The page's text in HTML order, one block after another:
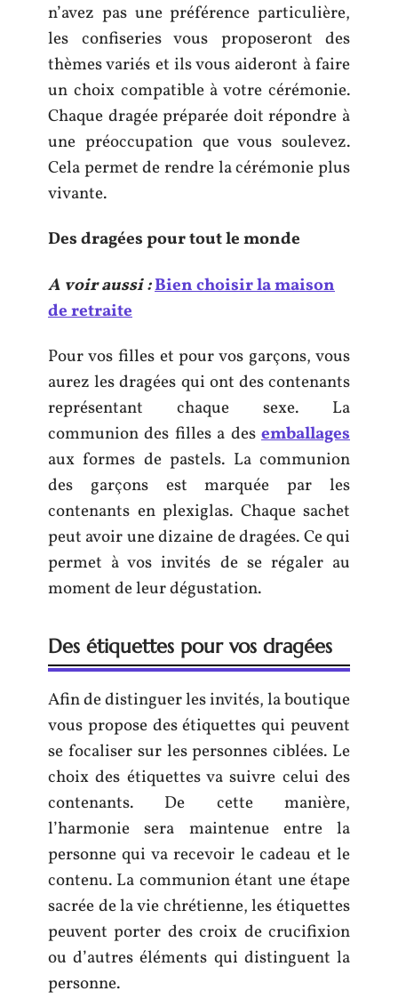
n’avez pas une préférence particulière,
les confiseries vous proposeront des
thèmes variés et ils vous aideront à faire
un choix compatible à votre cérémonie.
Chaque dragée préparée doit répondre à
une préoccupation que vous soulevez.
Cela permet de rendre la cérémonie plus
vivante.
Des dragées pour tout le monde
A voir aussi :Bien choisir la maison
de retraite
Pour vos filles et pour vos garçons, vous
aurez les dragées qui ont des contenants
représentant chaque sexe. La
communion des filles a des emballages
aux formes de pastels. La communion
des garçons est marquée par les
contenants en plexiglas. Chaque sachet
peut avoir une dizaine de dragées. Ce qui
permet à vos invités de se régaler au
moment de leur dégustation.
Des étiquettes pour vos dragées
Afin de distinguer les invités, la boutique
vous propose des étiquettes qui peuvent
se focaliser sur les personnes ciblées. Le
choix des étiquettes va suivre celui des
contenants. De cette manière,
l’harmonie sera maintenue entre la
personne qui va recevoir le cadeau et le
contenu. La communion étant une étape
sacrée de la vie chrétienne, les étiquettes
peuvent porter des croix de crucifixion
ou d’autres éléments qui distinguent la
personne.